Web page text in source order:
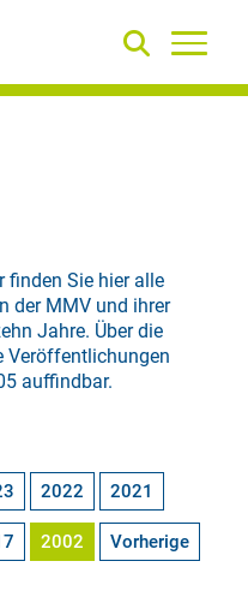
finden Sie hier alle
der MMV und ihrer
Jahre. Über die
auffindbar.
2022 2021
2002 Vorherige